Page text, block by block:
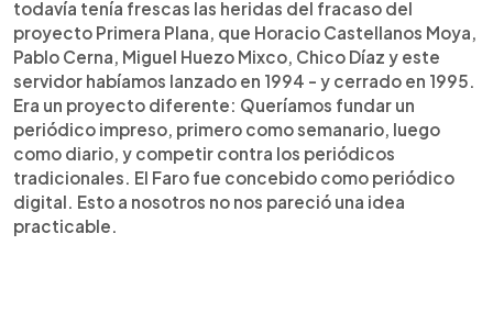
todavía tenía frescas las heridas del fracaso del
proyecto Primera Plana, que Horacio Castellanos Moya,
Pablo Cerna, Miguel Huezo Mixco, Chico Díaz y este
servidor habíamos lanzado en 1994 - y cerrado en 1995.
Era un proyecto diferente: Queríamos fundar un
periódico impreso, primero como semanario, luego
como diario, y competir contra los periódicos
tradicionales. El Faro fue concebido como periódico
digital. Esto a nosotros no nos pareció una idea
practicable.